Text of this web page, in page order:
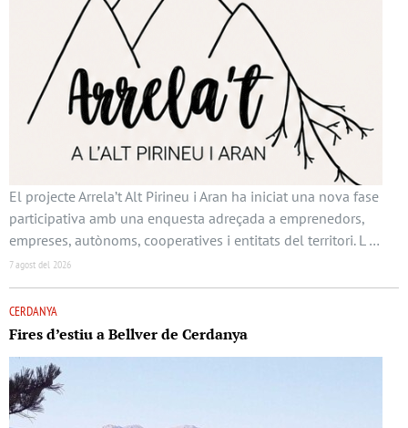
El projecte Arrela’t Alt Pirineu i Aran ha iniciat una nova fase
participativa amb una enquesta adreçada a emprenedors,
empreses, autònoms, cooperatives i entitats del territori. L …
7 agost del 2026
CERDANYA
Fires d’estiu a Bellver de Cerdanya